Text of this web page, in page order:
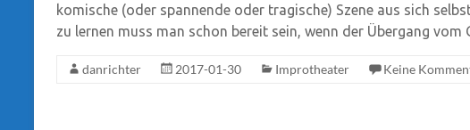
komische (oder spannende oder tragische) Szene aus sich
zu lernen muss man schon bereit sein, wenn der Übergang vom
danrichter 2017-01-30 Improtheater Keine